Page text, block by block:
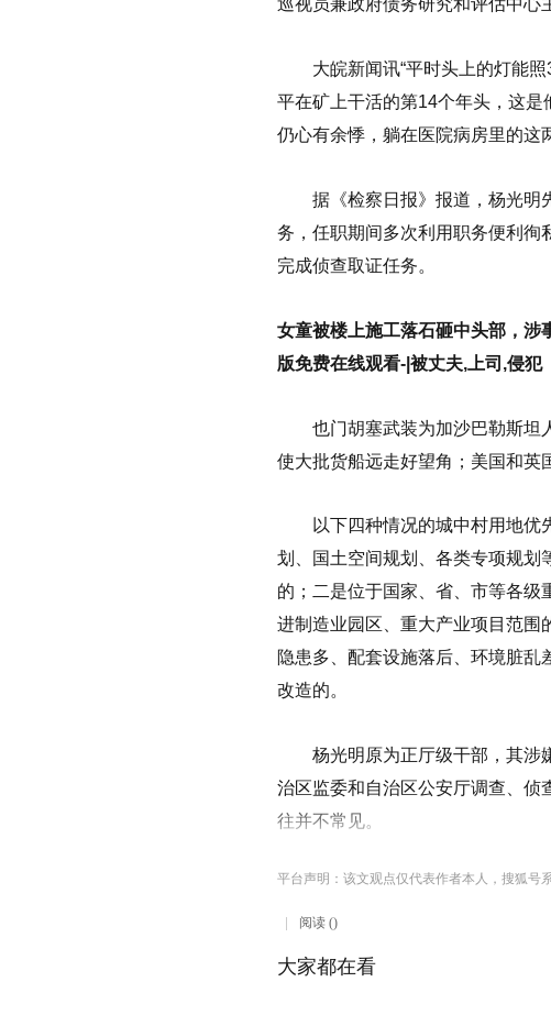
巡视员兼政府债务研究和评估中心
大皖新闻讯“平时头上的灯能照
平在矿上干活的第14个年头，这
仍心有余悸，躺在医院病房里的这
据《检察日报》报道，杨光明先
务，任职期间多次利用职务便利徇
完成侦查取证任务。
女童被楼上施工落石砸中头部，涉
版免费在线观看-|被丈夫,上司,侵犯
也门胡塞武装为加沙巴勒斯坦人
使大批货船远走好望角；美国和英
以下四种情况的城中村用地优
划、国土空间规划、各类专项规划
的；二是位于国家、省、市等各
进制造业园区、重大产业项目范围
隐患多、配套设施落后、环境脏
改造的。
杨光明原为正厅级干部，其涉嫌
治区监委和自治区公安厅调查、侦
往并不常见。
平台声明：该文观点仅代表作者本人，搜狐号
阅读 ()
大家都在看